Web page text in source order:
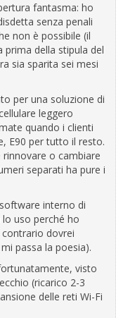
fantasma: ho
senza penali
non è possibile (il
della stipula del
sia sparita sei mesi
per una soluzione di
leggero
quando i clienti
E90 per tutto il resto.
o cambiare
separati ha pure i
interno di
uso perché ho
contrario dovrei
passa la poesia).
visto
(ricarico 2-3
delle reti Wi-Fi